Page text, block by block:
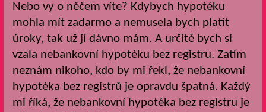
Nebo vy o něčem víte? Kdybych hypotéku
mohla mít zadarmo a nemusela bych platit
úroky, tak už jí dávno mám. A určitě bych si
vzala nebankovní hypotéku bez registru. Zatím
neznám nikoho, kdo by mi řekl, že nebankovní
hypotéka bez registrů je opravdu špatná. Každý
mi říká, že nebankovní hypotéka bez registru je